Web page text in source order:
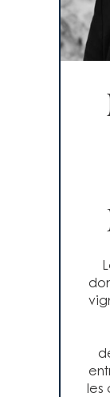
les